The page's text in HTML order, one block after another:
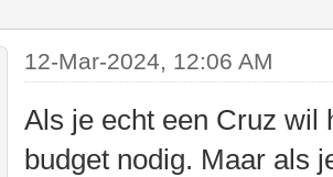
12-Mar-2024, 12:06 AM
Als je echt een Cruz wil
budget nodig. Maar als